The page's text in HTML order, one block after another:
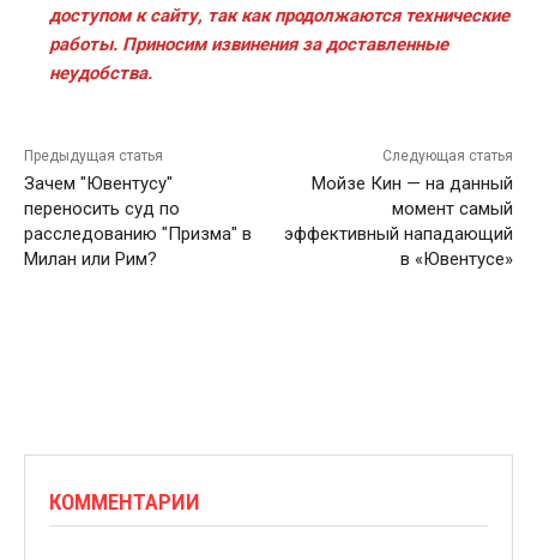
доступом к сайту, так как продолжаются технические
работы. Приносим извинения за доставленные
неудобства.
Предыдущая статья
Зачем "Ювентусу"
переносить суд по
расследованию "Призма" в
Милан или Рим?
Следующая статья
Мойзе Кин — на данный
момент самый
эффективный нападающий
в «Ювентусе»
КОММЕНТАРИИ